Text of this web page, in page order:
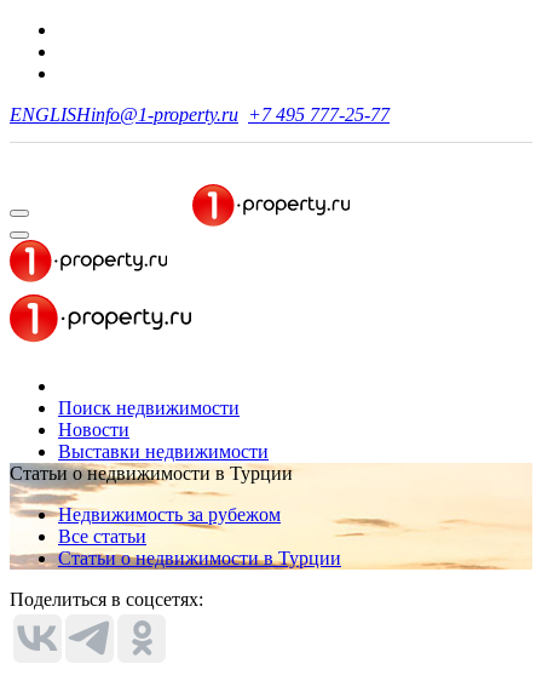
ENGLISHinfo@1-property.ru +7 495 777-25-77
Поиск недвижимости
Новости
Выставки недвижимости
Статьи о недвижимости в Турции
Недвижимость за рубежом
Все статьи
Статьи о недвижимости в Турции
Поделиться в соцсетях: